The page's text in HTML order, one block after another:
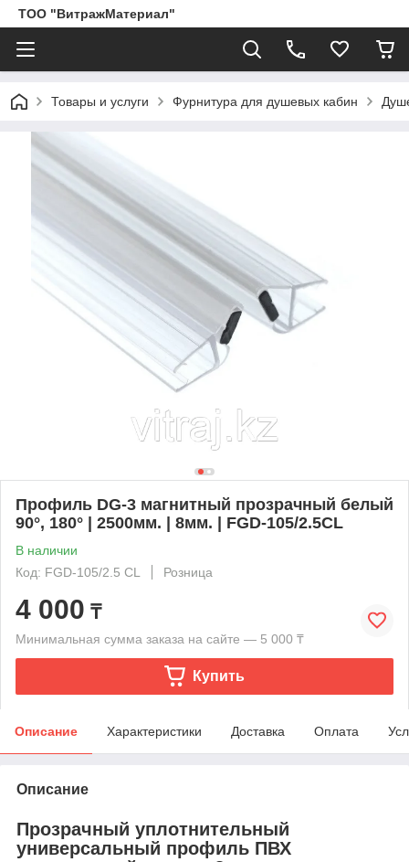
ТОО "ВитражМатериал"
Товары и услуги Фурнитура для душевых кабин
Профиль DG-3 магнитный прозрачный белый
90°, 180° | 2500мм. | 8мм. | FGD-105/2.5CL
В наличии
Код: FGD-105/2.5 CL
Розница
4 000 ₸
Минимальная сумма заказа на сайте — 5 000 ₸
Купить
Описание Характеристики Доставка Оплата
Описание
Прозрачный уплотнительный
универсальный профиль ПВХ